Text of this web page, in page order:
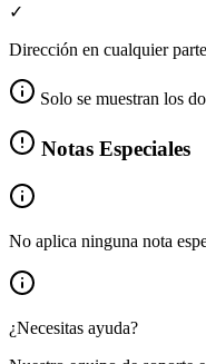
✓
Dirección en cualquier
Solo se muestran los
Notas Especiales
No aplica ninguna nota
¿Necesitas ayuda?